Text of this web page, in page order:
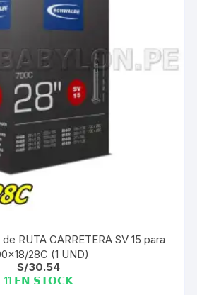
RUTA CARRETERA SV 15 para
28C (1 UND)
S/30.54
11 𝗘𝗡 𝗦𝗧𝗢𝗖𝗞